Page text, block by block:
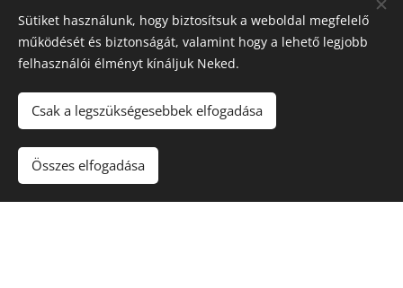
hasznosítása
szerint
Magyarország területén fellelhető állomány egységes
tenyésztési elveken alapuló génmegőrzési feladatainak
Sütiket használunk, hogy biztosítsuk a weboldal megfelelő
működését és biztonságát, valamint hogy a lehető legjobb
felhasználói élményt kínáljuk Neked.
Csak a legszükségesebbek elfogadása
Összes elfogadása